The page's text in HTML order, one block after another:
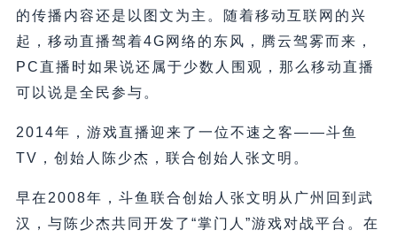
的传播内容还是以图文为主。随着移动互联网的兴
起，移动直播驾着4G网络的东风，腾云驾雾而来，
PC直播时如果说还属于少数人围观，那么移动直播
可以说是全民参与。
2014年，游戏直播迎来了一位不速之客——斗鱼
TV，创始人陈少杰，联合创始人张文明。
早在2008年，斗鱼联合创始人张文明从广州回到武
汉，与陈少杰共同开发了“掌门人”游戏对战平台。在